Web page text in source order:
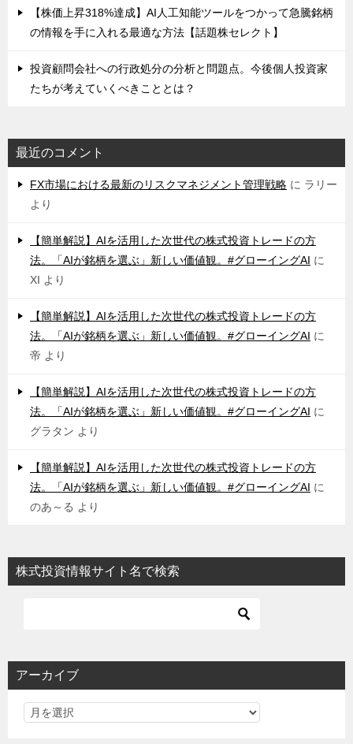
【株価上昇318%達成】AI人工知能ツールをつかって急騰銘柄
の情報を手に入れる最適な方法【話題株セレクト】
投資顧問会社への行政処分の分析と問題点。今後個人投資家
たちが考えていくべきこととは？
最近のコメント
FX市場における最新のリスクマネジメント管理戦略 に ラリー
より
【簡単解説】AIを活用した次世代の株式投資トレードの方
法。「AIが銘柄を選ぶ」新しい価値観。#グローイングAI に
XI より
【簡単解説】AIを活用した次世代の株式投資トレードの方
法。「AIが銘柄を選ぶ」新しい価値観。#グローイングAI に
帝 より
【簡単解説】AIを活用した次世代の株式投資トレードの方
法。「AIが銘柄を選ぶ」新しい価値観。#グローイングAI に
グラタン より
【簡単解説】AIを活用した次世代の株式投資トレードの方
法。「AIが銘柄を選ぶ」新しい価値観。#グローイングAI に
のあ～る より
株式投資情報サイト名で検索
アーカイブ